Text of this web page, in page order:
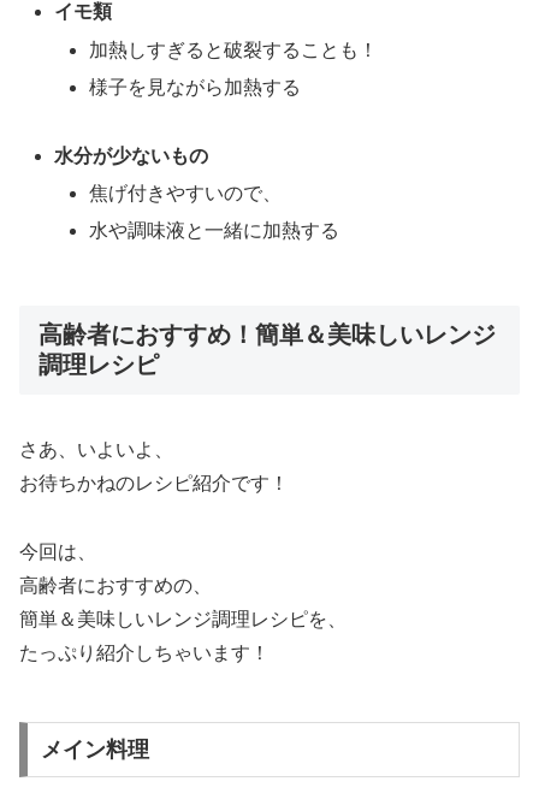
イモ類
加熱しすぎると破裂することも！
様子を見ながら加熱する
水分が少ないもの
焦げ付きやすいので、
水や調味液と一緒に加熱する
高齢者におすすめ！簡単＆美味しいレンジ
調理レシピ
さあ、いよいよ、
お待ちかねのレシピ紹介です！
今回は、
高齢者におすすめの、
簡単＆美味しいレンジ調理レシピを、
たっぷり紹介しちゃいます！
メイン料理